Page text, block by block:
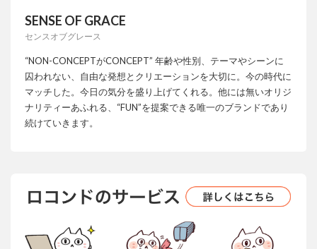
SENSE OF GRACE
センスオブグレース
“NON-CONCEPTがCONCEPT” 年齢や性別、テーマやシーンに
囚われない、自由な発想とクリエーションを大切に。今の時代に
マッチした。今日の気分を盛り上げてくれる。他には無いオリジ
ナリティーあふれる、“FUN”を提案できる唯一のブランドであり
続けていきます。